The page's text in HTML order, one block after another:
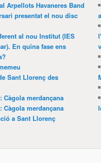
Arpellots Havaneres Band
presentat el nou disc
al nou Institut (IES
En quina fase ens
Sant Llorenç des
Càgola merdançana
Càgola merdançana
a Sant Llorenç